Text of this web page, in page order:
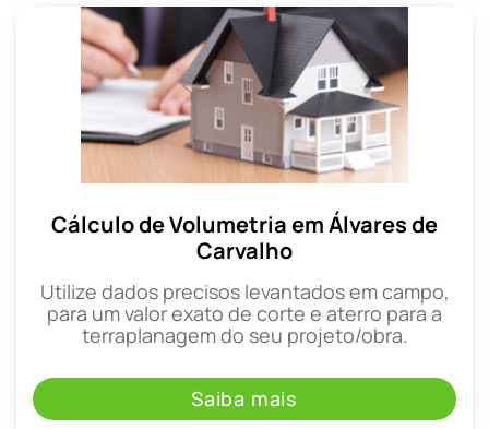
Cálculo de Volumetria em Álvares de
Carvalho
Utilize dados precisos levantados em campo,
para um valor exato de corte e aterro para a
terraplanagem do seu projeto/obra.
Saiba mais